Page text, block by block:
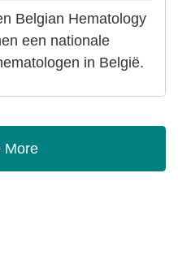
Belgian Hematology
een nationale
in België.
More